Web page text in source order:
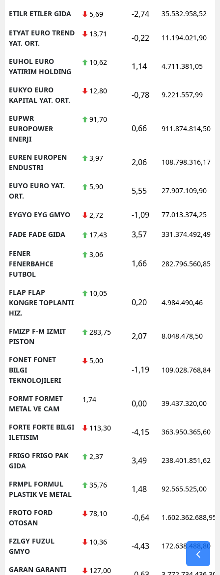
ETILR ETILER GIDA 5,69 -2,74 35.532.958,52
ETYAT EURO TREND
YAT. ORT.
13,71 -0,22 11.194.021,90
EUHOL EURO
YATIRIM HOLDING
10,62 1,14 4.711.381,05
EUKYO EURO
KAPITAL YAT. ORT.
12,80 -0,78 9.221.557,99
EUPWR
EUROPOWER
ENERJI
91,70
0,66 911.874.814,50
EUREN EUROPEN
ENDUSTRI
3,97 2,06 108.798.316,17
EUYO EURO YAT.
ORT.
5,90 5,55 27.907.109,90
EYGYO EYG GMYO 2,72 -1,09 77.013.374,25
FADE FADE GIDA 17,43 3,57 331.374.492,49
FENER
FENERBAHCE
FUTBOL
3,06
1,66 282.796.560,85
FLAP FLAP
KONGRE TOPLANTI
HIZ.
10,05
0,20 4.984.490,46
FMIZP F-M IZMIT
PISTON
283,75 2,07 8.048.478,50
FONET FONET
BILGI
TEKNOLOJILERI
5,00
-1,19 109.028.768,84
FORMT FORMET
METAL VE CAM
1,74 0,00 39.437.320,00
FORTE FORTE BILGI
ILETISIM
113,30 -4,15 363.950.365,60
FRIGO FRIGO PAK
GIDA
2,37 3,49 238.401.851,62
FRMPL FORMUL
PLASTIK VE METAL
35,76 1,48 92.565.525,00
FROTO FORD
OTOSAN
78,10 -0,64 1.602.362.688,95
FZLGY FUZUL
GMYO
10,36 -4,43 172.638.488,80
GARAN GARANTI
127,00